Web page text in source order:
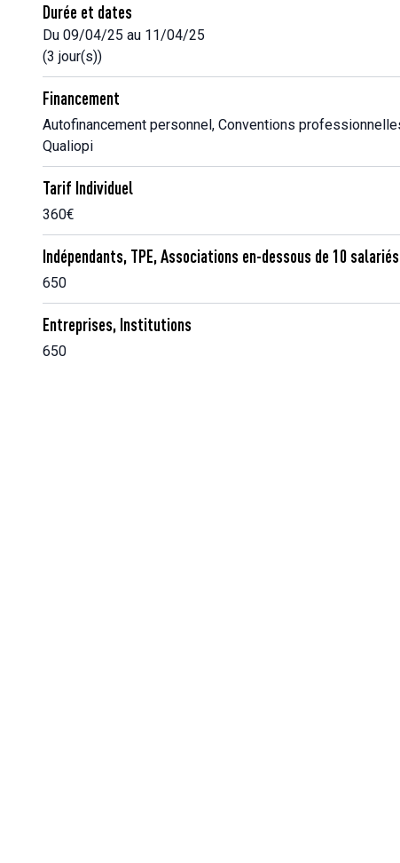
Durée et dates
Du 09/04/25 au 11/04/25
(3 jour(s))
Financement
Autofinancement personnel, Conventions
Qualiopi
Tarif Individuel
360€
Indépendants, TPE, Associations en-dessous de 10 salariés
650
Entreprises, Institutions
650